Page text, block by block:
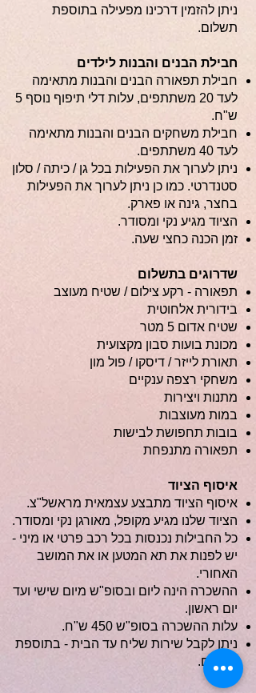
ניתן להזמין דרכינו מפעילה בתוספת
תשלום.
חבילת הבנים והבנות לילדים
חבילת תפאורה הבנים והבנות מתאימה
לעד 20 משתתפים, עלות דלי תיפוף נוסף 5
ש"ח.
חבילת משחקים הבנים והבנות מתאימה
לעד 40 משתתפים.
ניתן לערוך את הפעילות בכל גן / כיתה / סלון
סטנדרטי. כמו כן ניתן לערוך את הפעילות
בחצר, גינה או פארק.
הציוד מגיע נקי ומסודר.
זמן הכנה כחצי שעה.
שדרוגים בתשלום
תפאורה - רקע צילום / שטיח מעוצב
בידורית אלחוטית
שטיח אדום 5 מטר
מכונת בועות סבון מקצועית
תאורת לייזר / דיסקו / פול מון
משחקי רצפה ענקיים
מתנות ויצירות
במות מעוצבות
בובות תחפושת לבישות
תפאורה מתנפחת
איסוף הציוד
איסוף הציוד מתבצע עצמאית מראשל"צ.
הציוד שלנו מגיע מקופל, מאורגן נקי ומסודר.
כל החבילות נכנסות בכל רכב פרטי או מיני -
יש לפנות את תא המטען או את המושב
האחורי.
ההשכרה הינה ליום ובסופ"ש מיום שישי ועד
יום ראשון.
עלות ההשכרה בסופ"ש 450 ש"ח.
ניתן לקבל שירות שליח עד הבית - בתוספת
תשלום.